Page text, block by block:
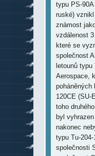
typu PS-
ruské)
známost
vzdálenost
které se
společnost
letounů
Aerospace,
poháněných
120CE (SU-
toho
byl
nakonec
typu Tu-
společnosti